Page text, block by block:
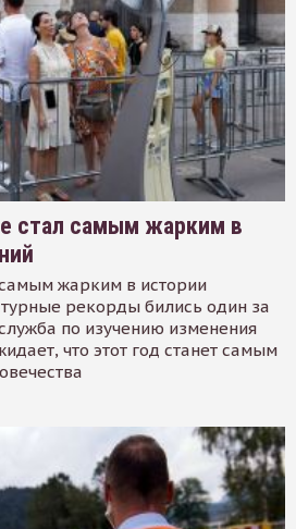
стал самым жарким в
жарким в истории
рекорды бились один за
по изучению изменения
что этот год станет самым